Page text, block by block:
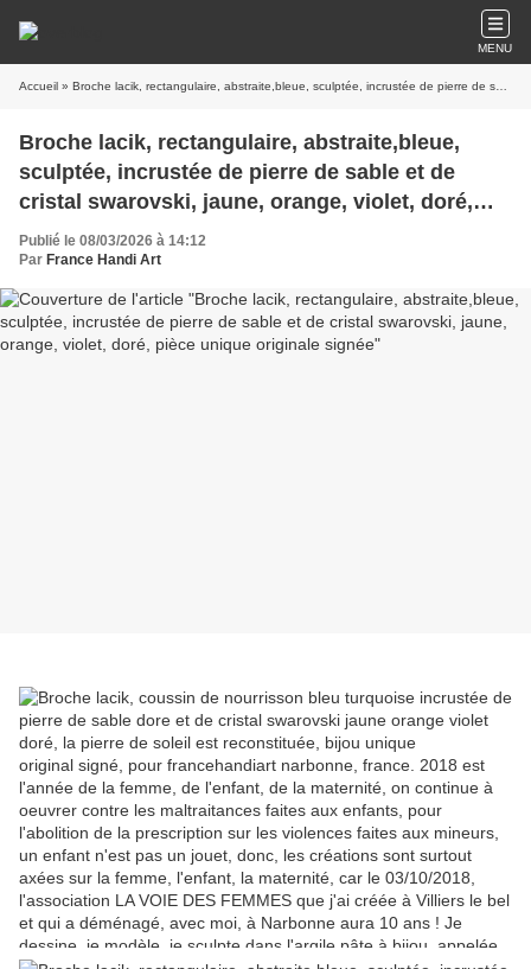
MENU
Accueil » Broche lacik, rectangulaire, abstraite,bleue, sculptée, incrustée de pierre de sable et de cristal swarovski, jaune, orange, violet, doré, pièce unique originale signée
Broche lacik, rectangulaire, abstraite,bleue,
sculptée, incrustée de pierre de sable et de
cristal swarovski, jaune, orange, violet, doré,
pièce unique originale signée
Publié le 08/03/2026 à 14:12
Par France Handi Art